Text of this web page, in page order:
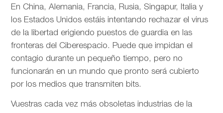
En China, Alemania, Francia, Rusia, Singapur, Italia y
los Estados Unidos estáis intentando rechazar el virus
de la libertad erigiendo puestos de guardia en las
fronteras del Ciberespacio. Puede que impidan el
contagio durante un pequeño tiempo, pero no
funcionarán en un mundo que pronto será cubierto
por los medios que transmiten bits.
Vuestras cada vez más obsoletas industrias de la